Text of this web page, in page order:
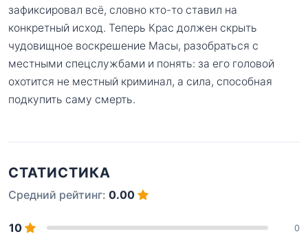
зафиксировал всё, словно кто-то ставил на
конкретный исход. Теперь Крас должен скрыть
чудовищное воскрешение Масы, разобраться с
местными спецслужбами и понять: за его головой
охотится не местный криминал, а сила, способная
подкупить саму смерть.
СТАТИСТИКА
Средний рейтинг: 0.00
10 0